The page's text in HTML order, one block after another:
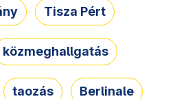
Tisza Pért
közmeghallgatás
taozás Berlinale